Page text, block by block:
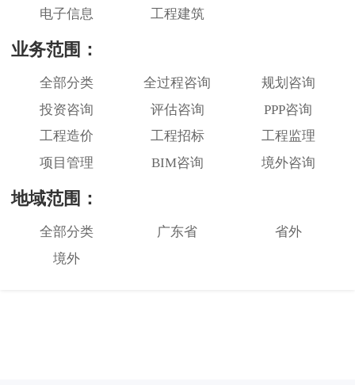
电子信息
工程建筑
业务范围：
全部分类 全过程咨询
规划咨询
投资咨询
评估咨询
PPP咨询
工程造价
工程招标
工程监理
项目管理
BIM咨询 境外咨询
地域范围：
全部分类 广东省
省外
境外